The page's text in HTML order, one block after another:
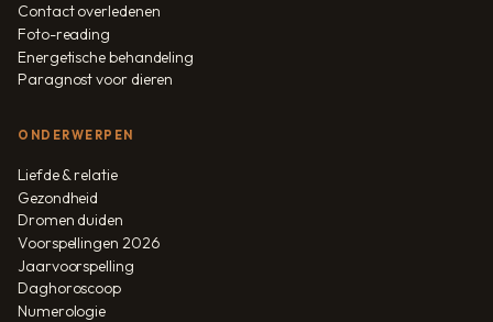
Contact overledenen
Foto-reading
Energetische behandeling
Paragnost voor dieren
ONDERWERPEN
Liefde & relatie
Gezondheid
Dromen duiden
Voorspellingen 2026
Jaarvoorspelling
Daghoroscoop
Numerologie